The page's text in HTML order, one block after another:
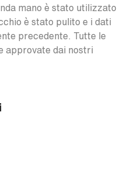
mano è stato utilizzato
è stato pulito e i dati
precedente. Tutte le
approvate dai nostri